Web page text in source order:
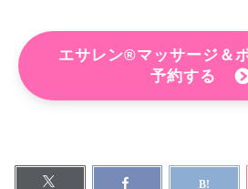
エサレン®マッサージ＆
予約する